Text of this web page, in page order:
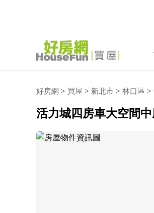
好房網 > 買屋 > 新北市 > 林口區 >
活力城四房車大空間